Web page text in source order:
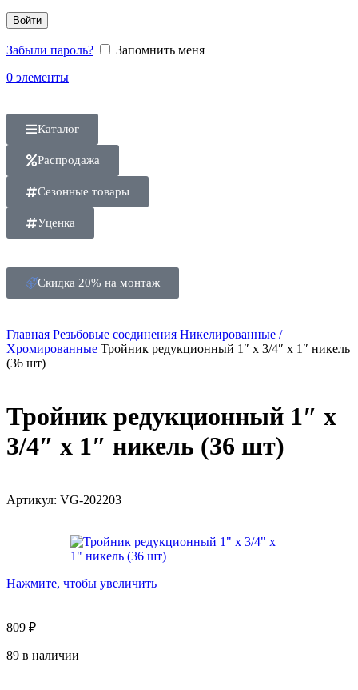
Войти
Забыли пароль?
Запомнить меня
0 элементы
Каталог
Распродажа
Сезонные товары
Уценка
Скидка 20% на монтаж
Главная Резьбовые соединения Никелированные /
Хромированные Тройник редукционный 1″ х 3/4″ х 1″ никель
(36 шт)
Тройник редукционный 1″ х
3/4″ х 1″ никель (36 шт)
Артикул: VG-202203
Нажмите, чтобы увеличить
809 ₽
89 в наличии